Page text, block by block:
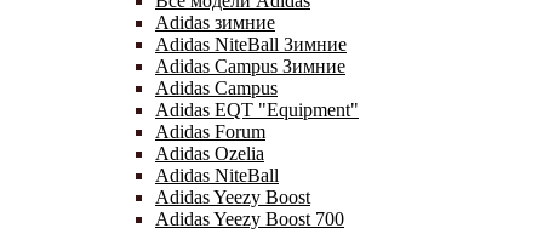
Adidas зимние
Adidas NiteBall Зимние
Adidas Campus Зимние
Adidas Campus
Adidas EQT "Equipment"
Adidas Forum
Adidas Ozelia
Adidas NiteBall
Adidas Yeezy Boost
Adidas Yeezy Boost 700